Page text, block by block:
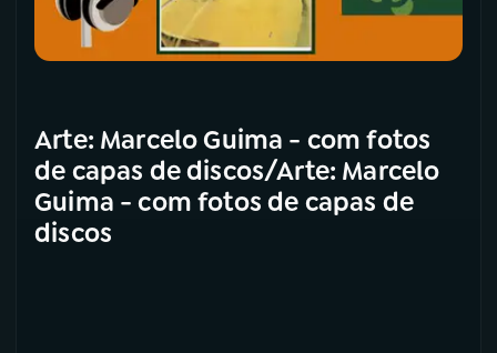
Arte: Marcelo Guima - com fotos
de capas de discos/Arte: Marcelo
Guima - com fotos de capas de
discos